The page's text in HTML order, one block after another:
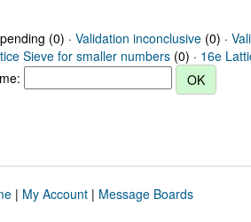
(0) · Validation inconclusive(0) ·
Sieve for smaller numbers (0) · 16e
| My Account| Message Boards